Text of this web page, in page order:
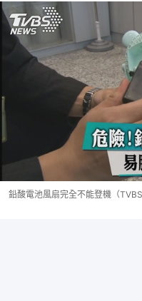
鉛酸電池風扇完全不能登機（